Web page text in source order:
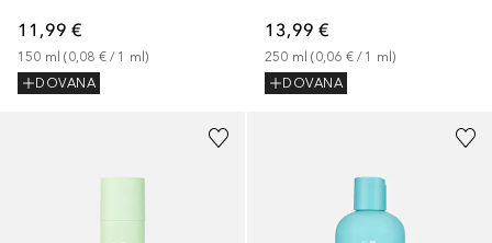
11,99 €
150 ml (0,08 € / 1 ml)
DOVANA
13,99 €
250 ml (0,06 € / 1 ml)
DOVANA